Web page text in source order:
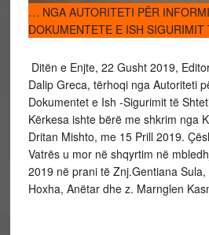
… NGA AUTORITETI PËR
DOKUMENTETE E ISH
Ditën e Enjte, 22 Gusht 2019,
Dalip Greca, tërhoqi nga Autoriteti
Dokumentet e Ish -Sigurimit të
Kërkesa ishte bërë me shkrim nga
Dritan Mishto, me 15 Prill 2019.
Vatrës u mor në shqyrtim në
2019 në prani të Znj.Gentiana
Hoxha, Anëtar dhe z. Marnglen